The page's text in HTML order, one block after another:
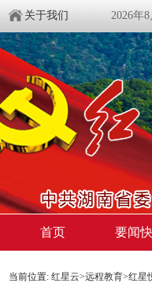
关于我们 2026年
首页 要闻
当前位置: 红星云>远程教育>红星